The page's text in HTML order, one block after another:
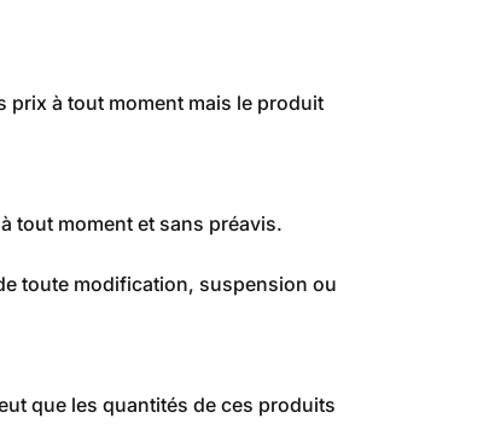
prix à tout moment mais le produit
tout moment et sans préavis.
toute modification, suspension ou
que les quantités de ces produits